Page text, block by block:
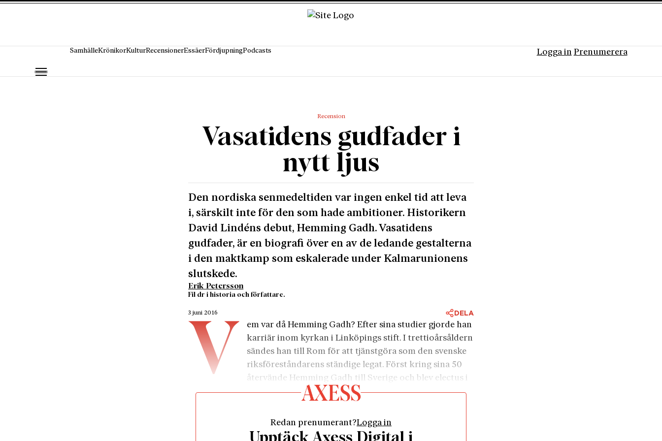
SamhälleKrönikorKulturRecensionerEssäerFördjupningPodcasts Logga in Prenumerera
Recension
Vasatidens gudfader i
nytt ljus
Den nordiska senmedeltiden var ingen enkel tid att leva
i, särskilt inte för den som hade ambitioner. Historikern
David Lindéns debut, Hemming Gadh. Vasatidens
gudfader, är en biografi över en av de ledande gestalterna
i den maktkamp som eskalerade under Kalmarunionens
slutskede.
Erik Petersson
Fil dr i historia och författare.
3 juni 2016 DELA
V
em var då Hemming Gadh? Efter sina studier gjorde han
karriär inom kyrkan i Linköpings stift. I trettioårsåldern
sändes han till Rom för att tjänstgöra som den svenske
riksföreståndarens ständige legat. Först kring sina 50
återvände Hemming Gadh till Sverige och blev electus i
Linköping, det vill säga vald till biskop, men inte bekräftad av påven. I
den politiska maktkampen.
Lindén har gett sig i kast med en svårbiograferad person. Liksom
Redan prenumerant?Logga in